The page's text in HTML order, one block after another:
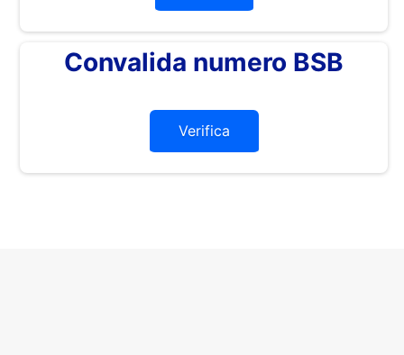
Convalida numero BSB
Verifica